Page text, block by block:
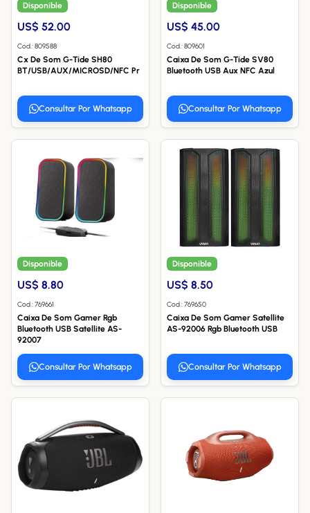
Disponible
US$ 52.00
Cod.: 809588
Cx De Som G-Tide SH80
BT/USB/AUX/MICROSD/NFC Pr
Consultar Por Whatsapp
Disponible
US$ 45.00
Cod.: 809601
Caixa De Som G-Tide SV80
Bluetooth USB Aux NFC Azul
Consultar Por Whatsapp
Disponible
US$ 8.80
Cod.: 769661
Caixa De Som Gamer Rgb
Bluetooth USB Satellite AS-
92007
Consultar Por Whatsapp
Disponible
US$ 8.50
Cod.: 769650
Caixa De Som Gamer Satellite
AS-92006 Rgb Bluetooth USB
Consultar Por Whatsapp